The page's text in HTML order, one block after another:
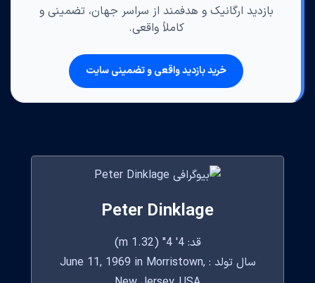
بازدید ارگانیک و هدفمند از سراسر جهان، تضمینی و
کاملاً واقعی.
خرید بازدید واقعی و تضمینی سایت
Peter Dinklage
قد: 4' 4" (1.32 m)
سال تولد : June 11, 1969 in Morristown,